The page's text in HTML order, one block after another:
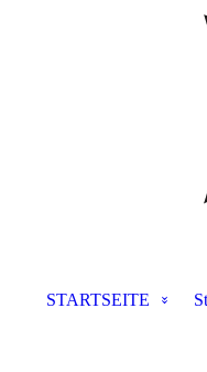
STARTSEITE